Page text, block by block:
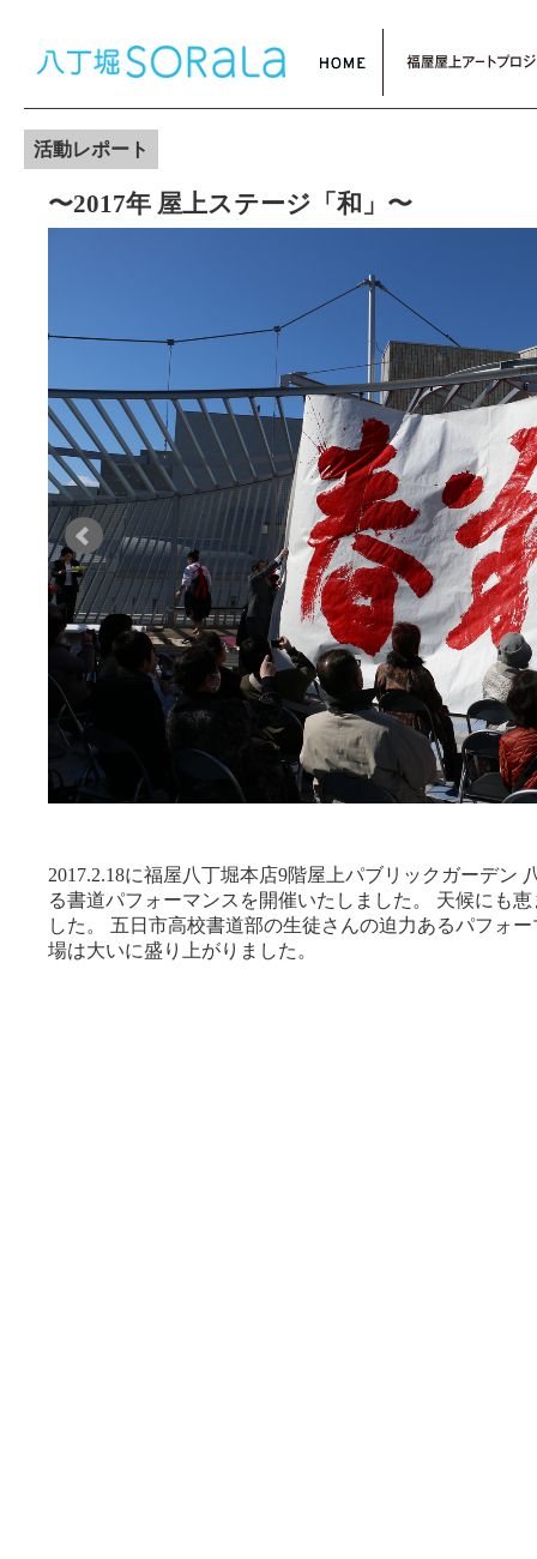
活動レポート
〜2017年 屋上ステージ「和」〜
2017.2.18に福屋八丁堀本店9階屋上パブリックガーデン
る書道パフォーマンスを開催いたしました。 天候にも
した。 五日市高校書道部の生徒さんの迫力あるパフォ
場は大いに盛り上がりました。